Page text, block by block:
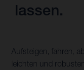
lassen.
Aufsteigen, fahren,
leichten und